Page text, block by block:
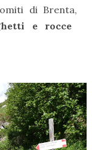
di Brenta,
e rocce